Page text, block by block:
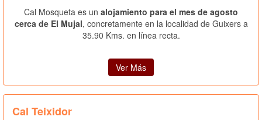
Cal Mosqueta es un alojamiento para el mes de agosto
cerca de El Mujal, concretamente en la localidad de Guixers a
35.90 Kms. en línea recta.
Ver Más
Cal Teixidor